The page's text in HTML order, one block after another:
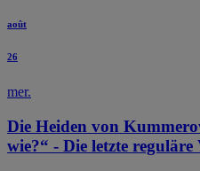
août
26
mer.
Die Heiden von
wie?“ - Die letzte reguläre